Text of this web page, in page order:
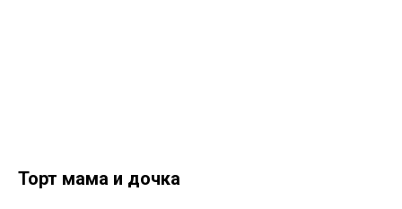
Торт мама и дочка